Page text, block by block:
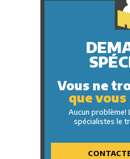
Vous ne
que vous
Aucun problème!
spécialistes le